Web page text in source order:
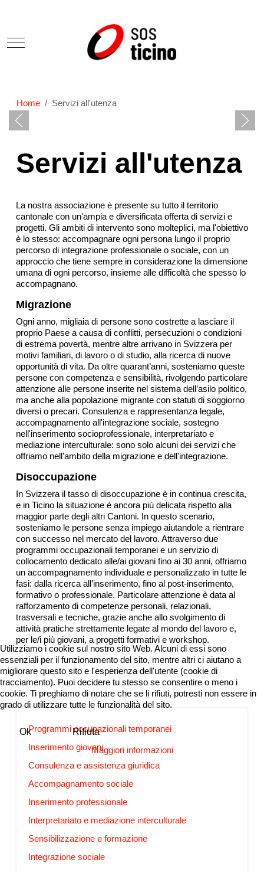
Mobile Menu Toggle
Home Servizi all'utenza
Servizi all'utenza
La nostra associazione è presente su tutto il territorio
cantonale con un'ampia e diversificata offerta di servizi e
progetti. Gli ambiti di intervento sono molteplici, ma l'obiettivo
è lo stesso: accompagnare ogni persona lungo il proprio
percorso di integrazione professionale o sociale, con un
approccio che tiene sempre in considerazione la dimensione
umana di ogni percorso, insieme alle difficoltà che spesso lo
accompagnano.
Migrazione
Ogni anno, migliaia di persone sono costrette a lasciare il
proprio Paese a causa di conflitti, persecuzioni o condizioni
di estrema povertà, mentre altre arrivano in Svizzera per
motivi familiari, di lavoro o di studio, alla ricerca di nuove
opportunità di vita. Da oltre quarant’anni, sosteniamo queste
persone con competenza e sensibilità, rivolgendo particolare
attenzione alle persone inserite nel sistema dell’asilo politico,
ma anche alla popolazione migrante con statuti di soggiorno
diversi o precari. Consulenza e rappresentanza legale,
accompagnamento all'integrazione sociale, sostegno
nell'inserimento socioprofessionale, interpretariato e
mediazione interculturale: sono solo alcuni dei servizi che
offriamo nell'ambito della migrazione e dell'integrazione.
Disoccupazione
In Svizzera il tasso di disoccupazione è in continua crescita,
e in Ticino la situazione è ancora più delicata rispetto alla
maggior parte degli altri Cantoni. In questo scenario,
sosteniamo le persone senza impiego aiutandole a rientrare
con successo nel mercato del lavoro. Attraverso due
programmi occupazionali temporanei e un servizio di
collocamento dedicato alle/ai giovani fino ai 30 anni, offriamo
un accompagnamento individuale e personalizzato in tutte le
fasi: dalla ricerca all’inserimento, fino al post-inserimento,
formativo o professionale. Particolare attenzione è data al
rafforzamento di competenze personali, relazionali,
trasversali e tecniche, grazie anche allo svolgimento di
attività pratiche strettamente legate al mondo del lavoro e,
per le/i più giovani, a progetti formativi e workshop.
Programmi occupazionali temporanei
Inserimento giovani
Consulenza e assistenza giuridica
Accompagnamento sociale
Inserimento professionale
Interpretariato e mediazione interculturale
Sensibilizzazione e formazione
Integrazione sociale
Utilizziamo i cookie sul nostro sito Web. Alcuni di essi sono
essenziali per il funzionamento del sito, mentre altri ci aiutano a
migliorare questo sito e l'esperienza dell'utente (cookie di
tracciamento). Puoi decidere tu stesso se consentire o meno i
cookie. Ti preghiamo di notare che se li rifiuti, potresti non essere in
grado di utilizzare tutte le funzionalità del sito.
Ok
Rifiuta
Maggiori informazioni